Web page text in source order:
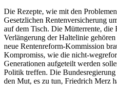
Die Rezepte, wie mit den
Gesetzlichen Rentenversicherung
auf dem Tisch. Die Mütterrente, die
Verlängerung der Haltelinie
neue Rentenreform-Kommission
Kompromiss, wie die nicht-
Generationen aufgeteilt werden
Politik treffen. Die
den Mut, es zu tun, Friedrich Merz